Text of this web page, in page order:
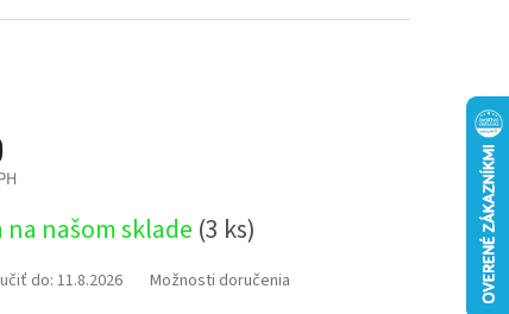
našom sklade (3 ks)
do: 11.8.2026 Možnosti doručenia